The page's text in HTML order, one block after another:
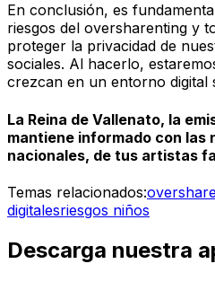
En conclusión, es
riesgos del oversharenting y
proteger la privacidad de
sociales. Al hacerlo,
crezcan en un entorno digital
La Reina de Vallenato, la
mantiene informado con las
nacionales, de tus artistas
Temas relacionados:
digitalesriesgos niños
Descarga nuestra